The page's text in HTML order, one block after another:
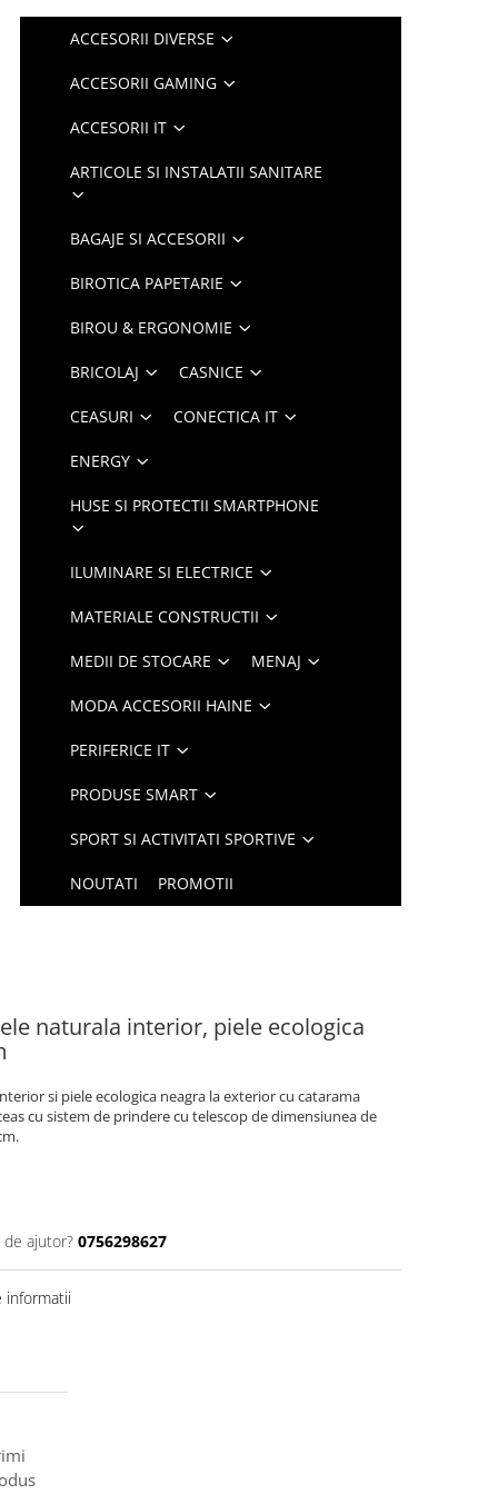
ACCESORII DIVERSE
ACCESORII GAMING
ACCESORII IT
ARTICOLE SI INSTALATII SANITARE
BAGAJE SI ACCESORII
BIROTICA PAPETARIE
BIROU & ERGONOMIE
BRICOLAJ CASNICE
CEASURI CONECTICA IT
ENERGY
HUSE SI PROTECTII SMARTPHONE
ILUMINARE SI ELECTRICE
MATERIALE CONSTRUCTII
MEDII DE STOCARE MENAJ
MODA ACCESORII HAINE
PERIFERICE IT
PRODUSE SMART
SPORT SI ACTIVITATI SPORTIVE
NOUTATI PROMOTII
naturala interior, piele ecologica
si piele ecologica neagra la exterior cu catarama
cu sistem de prindere cu telescop de dimensiunea de
de ajutor? 0756298627
informatii